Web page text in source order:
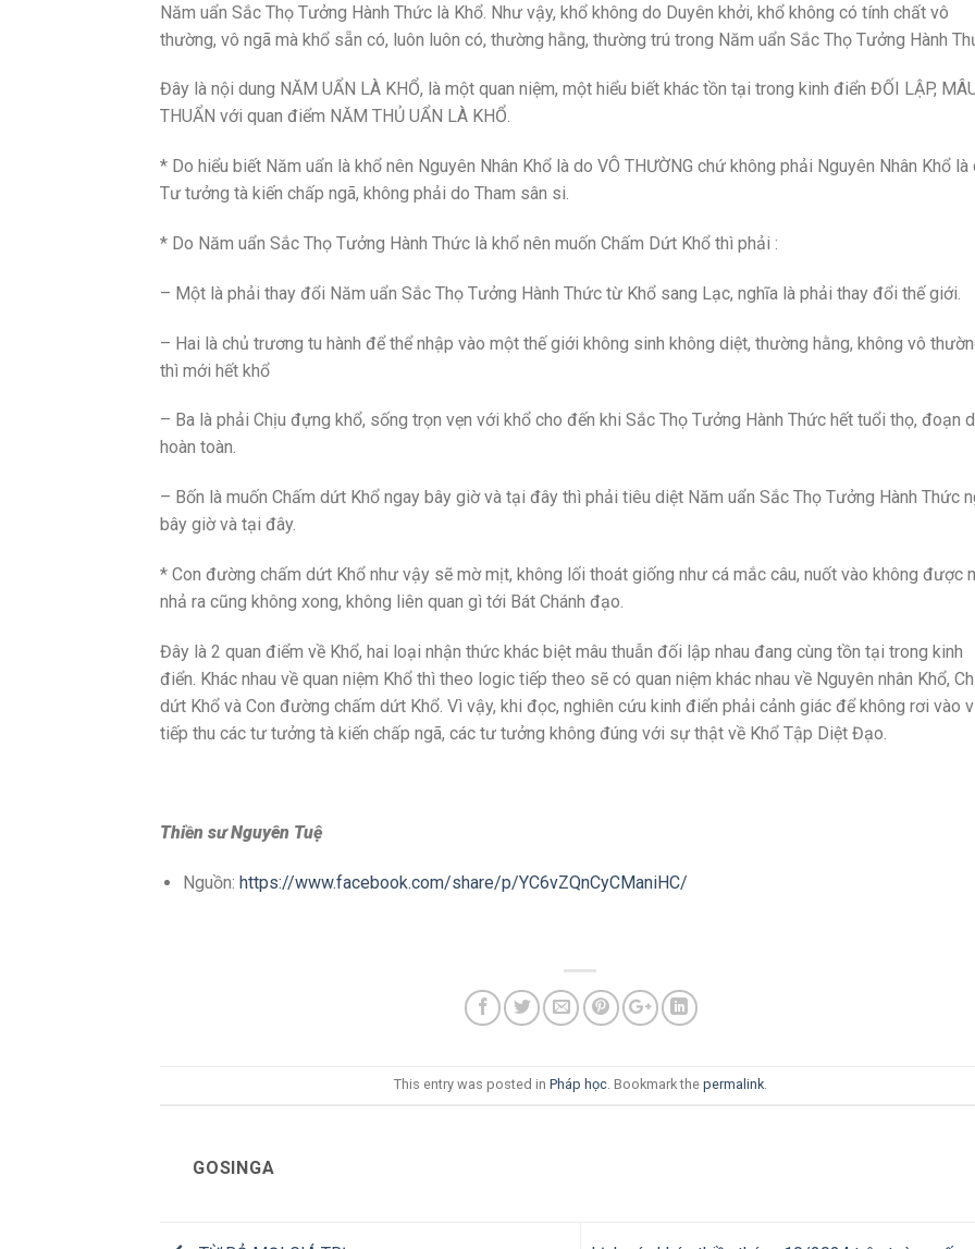
Năm uẩn Sắc Thọ Tưởng Hành Thức là Khổ. Như vậy, khổ không do Duyên khởi, khổ không có tính chất vô
thường, vô ngã mà khổ sẵn có, luôn luôn có, thường hằng, thường trú trong Năm uẩn Sắc Thọ Tưởng Hành
Đây là nội dung NĂM UẨN LÀ KHỔ, là một quan niệm, một hiểu biết khác tồn tại trong kinh điển ĐỐI LẬP,
THUẨN với quan điểm NĂM THỦ UẨN LÀ KHỔ.
* Do hiểu biết Năm uẩn là khổ nên Nguyên Nhân Khổ là do VÔ THƯỜNG chứ không phải Nguyên Nhân Khổ là
Tư tưởng tà kiến chấp ngã, không phải do Tham sân si.
* Do Năm uẩn Sắc Thọ Tưởng Hành Thức là khổ nên muốn Chấm Dứt Khổ thì phải :
– Một là phải thay đổi Năm uẩn Sắc Thọ Tưởng Hành Thức từ Khổ sang Lạc, nghĩa là phải thay đổi thế giới.
– Hai là chủ trương tu hành để thể nhập vào một thế giới không sinh không diệt, thường hằng, không vô
thì mới hết khổ
– Ba là phải Chịu đựng khổ, sống trọn vẹn với khổ cho đến khi Sắc Thọ Tưởng Hành Thức hết tuổi thọ, đoạn
hoàn toàn.
– Bốn là muốn Chấm dứt Khổ ngay bây giờ và tại đây thì phải tiêu diệt Năm uẩn Sắc Thọ Tưởng Hành Thức
bây giờ và tại đây.
* Con đường chấm dứt Khổ như vậy sẽ mờ mịt, không lối thoát giống như cá mắc câu, nuốt vào không được
nhả ra cũng không xong, không liên quan gì tới Bát Chánh đạo.
Đây là 2 quan điểm về Khổ, hai loại nhận thức khác biệt mâu thuẫn đối lập nhau đang cùng tồn tại trong kinh
điển. Khác nhau về quan niệm Khổ thì theo logic tiếp theo sẽ có quan niệm khác nhau về Nguyên nhân Khổ,
dứt Khổ và Con đường chấm dứt Khổ. Vì vậy, khi đọc, nghiên cứu kinh điển phải cảnh giác để không rơi vào
tiếp thu các tư tưởng tà kiến chấp ngã, các tư tưởng không đúng với sự thật về Khổ Tập Diệt Đạo.
Thiền sư Nguyên Tuệ
Nguồn: https://www.facebook.com/share/p/YC6vZQnCyCManiHC/
This entry was posted in Pháp học. Bookmark the permalink.
GOSINGA